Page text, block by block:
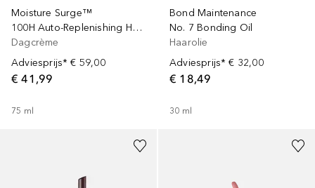
Moisture Surge™
100H Auto-Replenishing Hydrator
Dagcrème
Adviesprijs* € 59,00
€ 41,99
75 ml
Bond Maintenance
No. 7 Bonding Oil
Haarolie
Adviesprijs* € 32,00
€ 18,49
30 ml+